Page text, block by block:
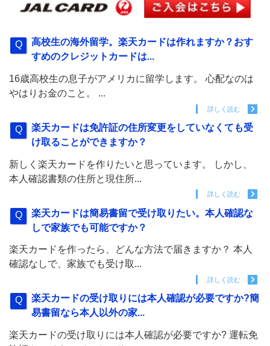
高校生の海外留学。楽天カードは作れますか？おす
すめのクレジットカードは...
16歳高校生の息子がアメリカに留学します。 心配なのは
やはりお金のこと。 ...
詳しく読む
楽天カードは免許証の住所変更をしていなくても受
け取ることができますか？
新しく楽天カードを作りたいと思っています。 しかし、
本人確認書類の住所と現住所...
詳しく読む
楽天カードは簡易書留で受け取りたい。本人確認な
しで家族でも可能ですか？
楽天カードを作ったら、どんな方法で届きますか？ 本人
確認なしで、家族でも受け取...
詳しく読む
楽天カードの受け取りには本人確認が必要ですか?簡
易書留なら本人以外の家...
楽天カードの受け取りには本人確認が必要ですか? 運転免